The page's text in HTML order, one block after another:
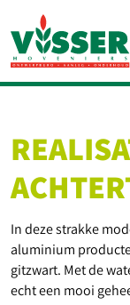
In deze strakke
aluminium
gitzwart. Met de
echt een mooi